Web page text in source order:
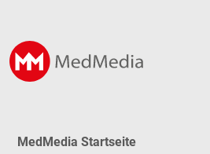
MedMedia Startseite